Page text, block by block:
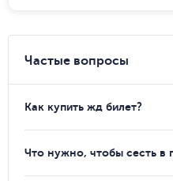
Частые вопросы
Как купить жд билет?
Что нужно, чтобы сесть в